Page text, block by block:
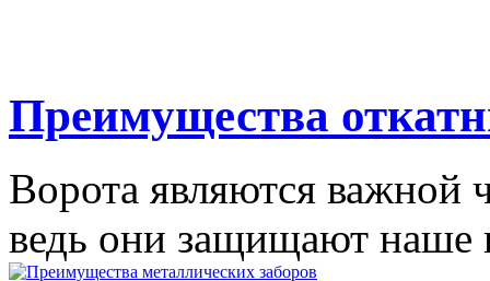
Преимущества
Ворота являются важной
ведь они защищают наше